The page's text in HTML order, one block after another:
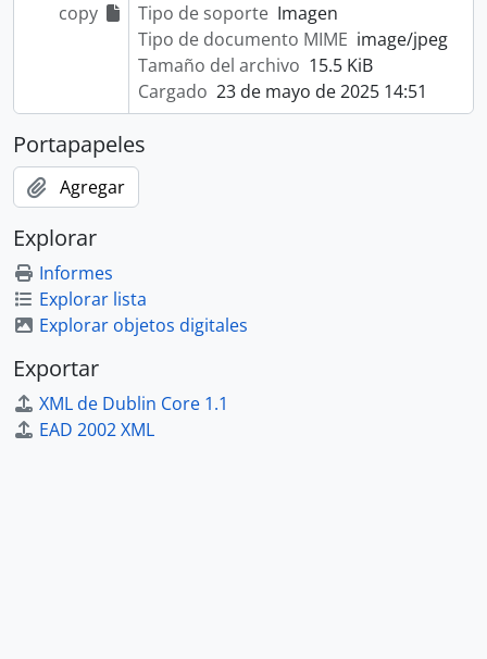
copy
Tipo de soporte Imagen
Tipo de documento MIME image/jpeg
Tamaño del archivo 15.5 KiB
Cargado 23 de mayo de 2025 14:51
Portapapeles
Agregar
Explorar
Informes
Explorar lista
Explorar objetos digitales
Exportar
XML de Dublin Core 1.1
EAD 2002 XML